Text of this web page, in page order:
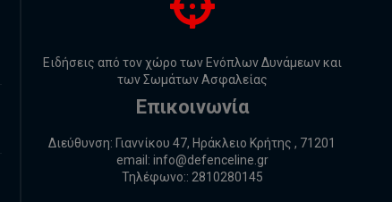
Ειδήσεις από τον χώρο των Ενόπλων Δυνάμεων και
των Σωμάτων Ασφαλείας
Επικοινωνία
Διεύθυνση: Γιαννίκου 47, Ηράκλειο Κρήτης , 71201
email: info@defenceline.gr
Τηλέφωνο:: 2810280145